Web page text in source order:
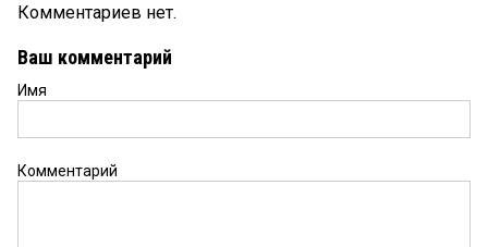
Комментариев нет.
Ваш комментарий
Имя
Комментарий